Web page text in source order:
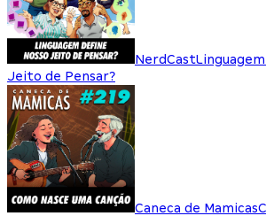
NerdCast
Jeito de Pensar?
Caneca de Mamicas